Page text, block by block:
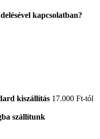
kapcsolatban?
kiszállítás 17.000 Ft-tól
szállítunk